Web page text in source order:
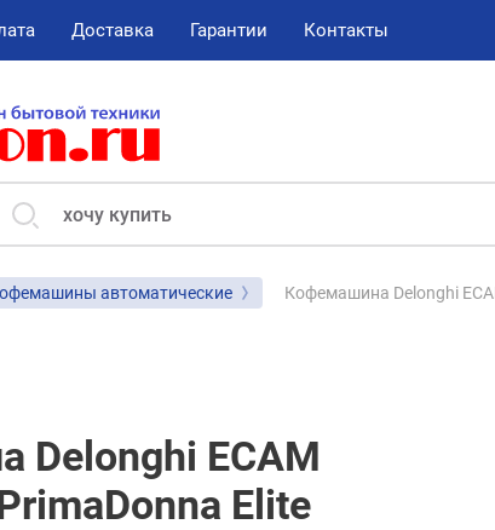
Доставка Гарантии Контакты
автоматические Кофемашина Delonghi
Delonghi ECAM
Elite